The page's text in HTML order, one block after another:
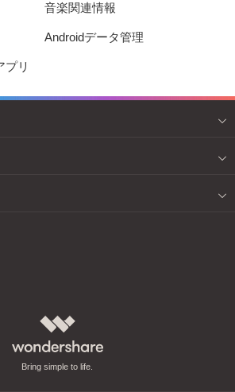
音楽関連情報
Androidデータ管理
プリ
Bring simple to life.